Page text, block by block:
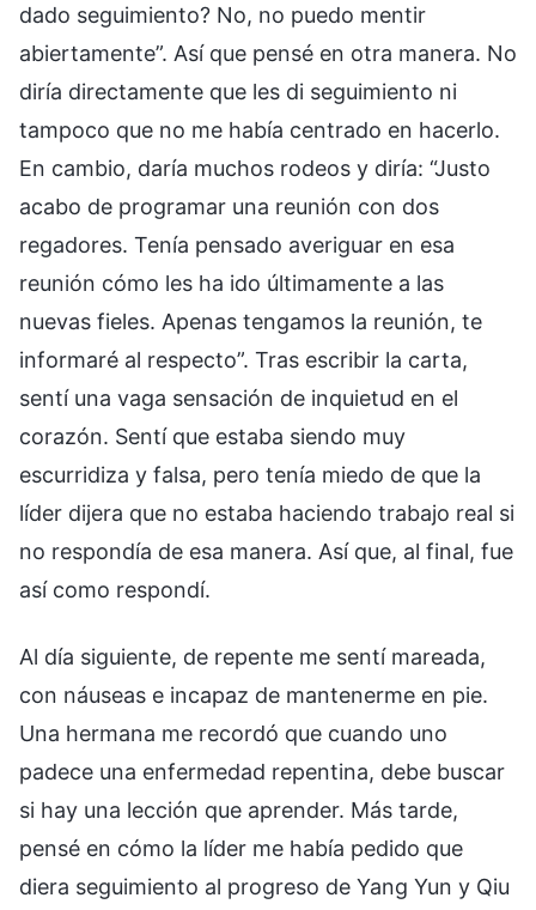
dado seguimiento? No, no puedo mentir
abiertamente”. Así que pensé en otra manera. No
diría directamente que les di seguimiento ni
tampoco que no me había centrado en hacerlo.
En cambio, daría muchos rodeos y diría: “Justo
acabo de programar una reunión con dos
regadores. Tenía pensado averiguar en esa
reunión cómo les ha ido últimamente a las
nuevas fieles. Apenas tengamos la reunión, te
informaré al respecto”. Tras escribir la carta,
sentí una vaga sensación de inquietud en el
corazón. Sentí que estaba siendo muy
escurridiza y falsa, pero tenía miedo de que la
líder dijera que no estaba haciendo trabajo real si
no respondía de esa manera. Así que, al final, fue
así como respondí.
Al día siguiente, de repente me sentí mareada,
con náuseas e incapaz de mantenerme en pie.
Una hermana me recordó que cuando uno
padece una enfermedad repentina, debe buscar
si hay una lección que aprender. Más tarde,
pensé en cómo la líder me había pedido que
diera seguimiento al progreso de Yang Yun y Qiu